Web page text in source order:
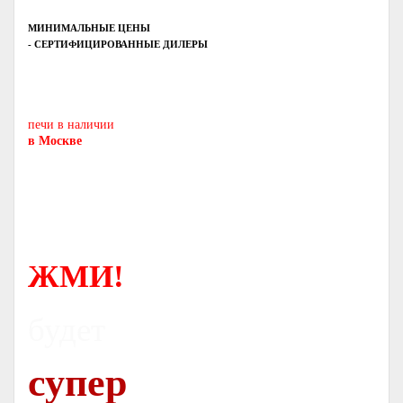
МИНИМАЛЬНЫЕ ЦЕНЫ
- СЕРТИФИЦИРОВАННЫЕ ДИЛЕРЫ
печи в наличии
в Москве
ЖМИ!
супер